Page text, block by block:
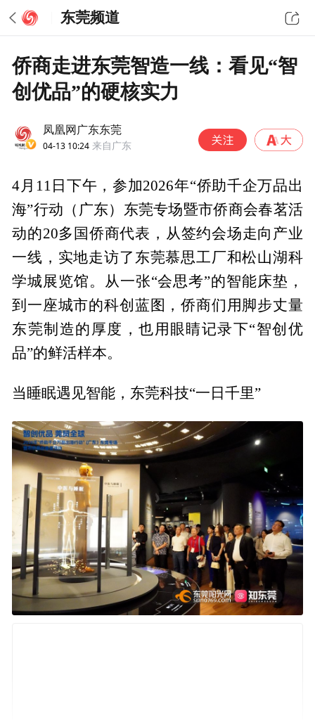
东莞频道
侨商走进东莞智造一线：看见“智
创优品”的硬核实力
凤凰网广东东莞
04-13 10:24 来自广东
4月11日下午，参加2026年“侨助千企万品出
海”行动（广东）东莞专场暨市侨商会春茗活
动的20多国侨商代表，从签约会场走向产业
一线，实地走访了东莞慕思工厂和松山湖科
学城展览馆。从一张“会思考”的智能床垫，
到一座城市的科创蓝图，侨商们用脚步丈量
东莞制造的厚度，也用眼睛记录下“智创优
品”的鲜活样本。
当睡眠遇见智能，东莞科技“一日千里”